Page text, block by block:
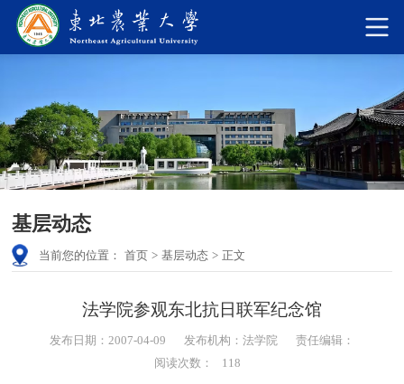
基层动态
当前您的位置： 首页 > 基层动态 > 正文
法学院参观东北抗日联军纪念馆
发布日期：2007-04-09 发布机构：法学院
责任编辑：
阅读次数：
118